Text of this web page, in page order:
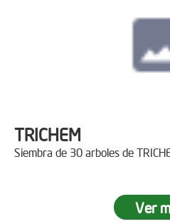
TRICHEM
Siembra de 30 arboles de
Ver